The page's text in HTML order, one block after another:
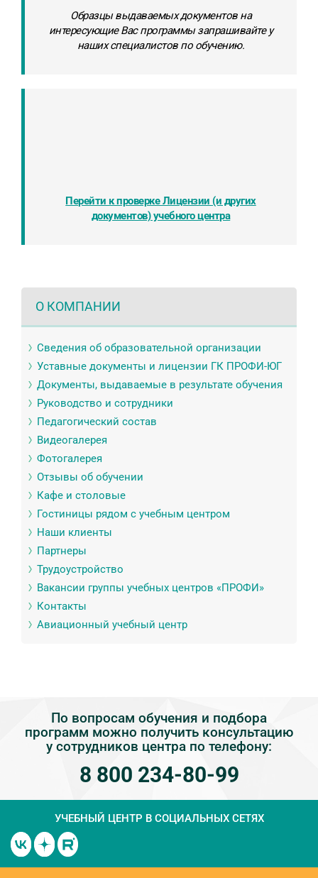
Образцы выдаваемых документов на
интересующие Вас программы запрашивайте у
наших специалистов по обучению.
Перейти к проверке Лицензии (и других
документов) учебного центра
О КОМПАНИИ
Сведения об образовательной организации
Уставные документы и лицензии ГК ПРОФИ-ЮГ
Документы, выдаваемые в результате обучения
Руководство и сотрудники
Педагогический состав
Видеогалерея
Фотогалерея
Отзывы об обучении
Кафе и столовые
Гостиницы рядом с учебным центром
Наши клиенты
Партнеры
Трудоустройство
Вакансии группы учебных центров «ПРОФИ»
Контакты
Авиационный учебный центр
По вопросам обучения и подбора
программ можно получить консультацию
у сотрудников центра по телефону:
8 800 234-80-99
УЧЕБНЫЙ ЦЕНТР В СОЦИАЛЬНЫХ СЕТЯХ